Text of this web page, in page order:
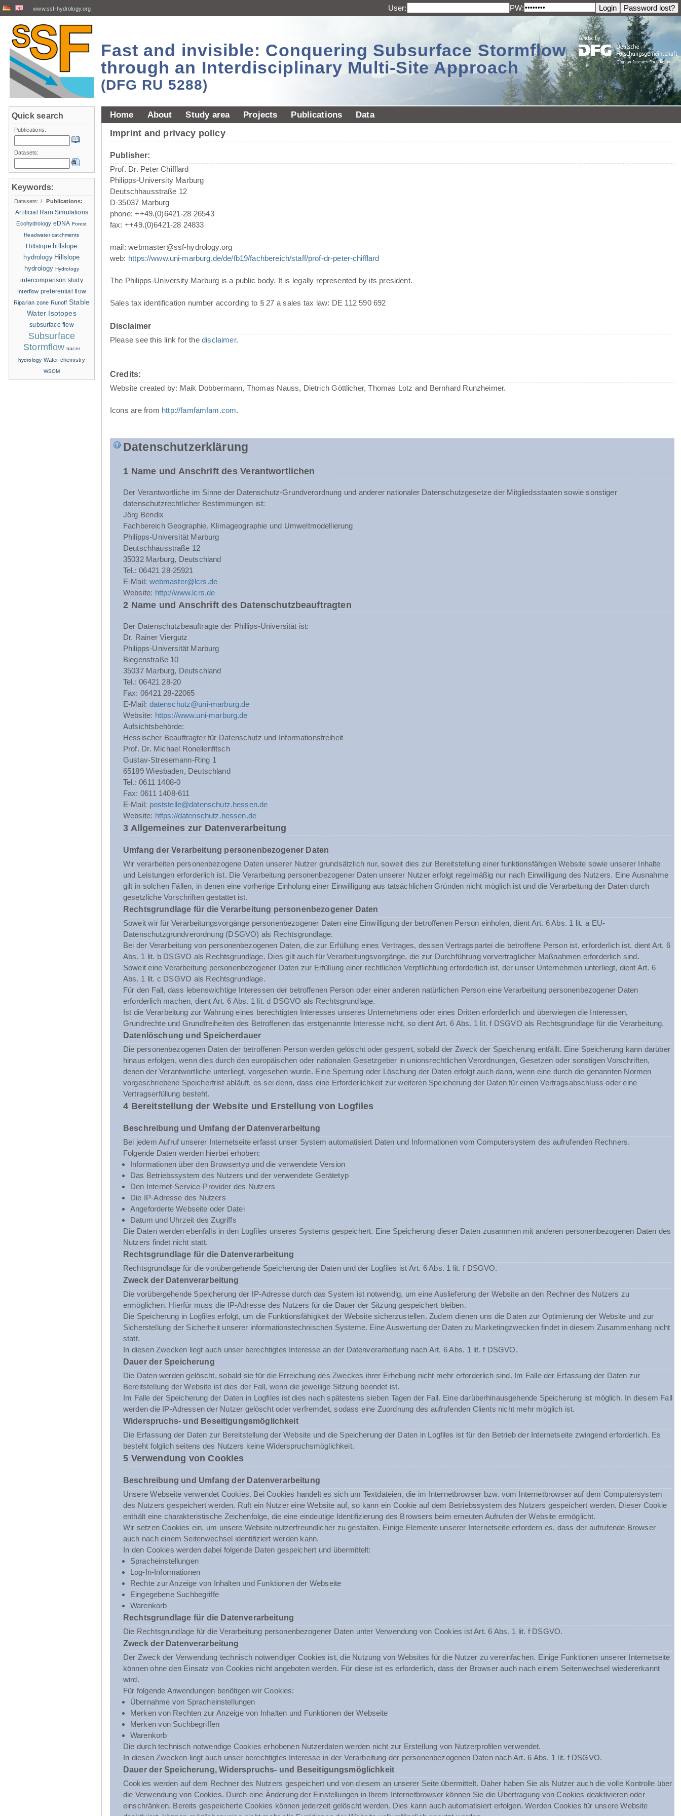
www.ssf-hydrology.org User: PW:
Fast and invisible: Conquering Subsurface Stormflow
through an Interdisciplinary Multi-Site Approach
(DFG RU 5288)
Home About Study area Projects Publications Data
Imprint and privacy policy
Publisher:
Prof. Dr. Peter Chifflard
Philipps-University Marburg
Deutschhausstraße 12
D-35037 Marburg
phone: ++49.(0)6421-28 26543
fax: ++49.(0)6421-28 24833
mail: webmaster@ssf-hydrology.org
web: https://www.uni-marburg.de/de/fb19/fachbereich/staff/prof-dr-peter-chifflard
The Philipps-University Marburg is a public body. It is legally represented by its president.
Sales tax identification number according to § 27 a sales tax law: DE 112 590 692
Disclaimer
Please see this link for thedisclaimer.
Credits:
Website created by: Maik Dobbermann, Thomas Nauss, Dietrich Göttlicher, Thomas Lotz and Bernhard Runzheimer.
Icons are from http://famfamfam.com.
Datenschutzerklärung
1 Name und Anschrift des Verantwortlichen
Der Verantwortliche im Sinne der Datenschutz-Grundverordnung und anderer nationaler Datenschutzgesetze der Mitgliedsstaaten sowie sonstiger
datenschutzrechtlicher Bestimmungen ist:
Jörg Bendix
Fachbereich Geographie, Klimageographie und Umweltmodellierung
Philipps-Universität Marburg
Deutschhausstraße 12
35032 Marburg, Deutschland
Tel.: 06421 28-25921
E-Mail: webmaster@lcrs.de
Website: http://www.lcrs.de
2 Name und Anschrift des Datenschutzbeauftragten
Der Datenschutzbeauftragte der Phillips-Universität ist:
Dr. Rainer Viergutz
Philipps-Universität Marburg
Biegenstraße 10
35037 Marburg, Deutschland
Tel.: 06421 28-20
Fax: 06421 28-22065
E-Mail: datenschutz@uni-marburg.de
Website: https://www.uni-marburg.de
Aufsichtsbehörde:
Hessischer Beauftragter für Datenschutz und Informationsfreiheit
Prof. Dr. Michael Ronellenfitsch
Gustav-Stresemann-Ring 1
65189 Wiesbaden, Deutschland
Tel.: 0611 1408-0
Fax: 0611 1408-611
E-Mail: poststelle@datenschutz.hessen.de
Website: https://datenschutz.hessen.de
3 Allgemeines zur Datenverarbeitung
Umfang der Verarbeitung personenbezogener Daten
Wir verarbeiten personenbezogene Daten unserer Nutzer grundsätzlich nur, soweit dies zur Bereitstellung einer funktionsfähigen Website sowie unserer Inhalte
und Leistungen erforderlich ist. Die Verarbeitung personenbezogener Daten unserer Nutzer erfolgt regelmäßig nur nach Einwilligung des Nutzers. Eine Ausnahme
gilt in solchen Fällen, in denen eine vorherige Einholung einer Einwilligung aus tatsächlichen Gründen nicht möglich ist und die Verarbeitung der Daten durch
gesetzliche Vorschriften gestattet ist.
Rechtsgrundlage für die Verarbeitung personenbezogener Daten
Soweit wir für Verarbeitungsvorgänge personenbezogener Daten eine Einwilligung der betroffenen Person einholen, dient Art. 6 Abs. 1 lit. a EU-
Datenschutzgrundverordnung (DSGVO) als Rechtsgrundlage.
Bei der Verarbeitung von personenbezogenen Daten, die zur Erfüllung eines Vertrages, dessen Vertragspartei die betroffene Person ist, erforderlich ist, dient Art. 6
Abs. 1 lit. b DSGVO als Rechtsgrundlage. Dies gilt auch für Verarbeitungsvorgänge, die zur Durchführung vorvertraglicher Maßnahmen erforderlich sind.
Soweit eine Verarbeitung personenbezogener Daten zur Erfüllung einer rechtlichen Verpflichtung erforderlich ist, der unser Unternehmen unterliegt, dient Art. 6
Abs. 1 lit. c DSGVO als Rechtsgrundlage.
Für den Fall, dass lebenswichtige Interessen der betroffenen Person oder einer anderen natürlichen Person eine Verarbeitung personenbezogener Daten
erforderlich machen, dient Art. 6 Abs. 1 lit. d DSGVO als Rechtsgrundlage.
Ist die Verarbeitung zur Wahrung eines berechtigten Interesses unseres Unternehmens oder eines Dritten erforderlich und überwiegen die Interessen,
Grundrechte und Grundfreiheiten des Betroffenen das erstgenannte Interesse nicht, so dient Art. 6 Abs. 1 lit. f DSGVO als Rechtsgrundlage für die Verarbeitung.
Datenlöschung und Speicherdauer
Die personenbezogenen Daten der betroffenen Person werden gelöscht oder gesperrt, sobald der Zweck der Speicherung entfällt. Eine Speicherung kann darüber
hinaus erfolgen, wenn dies durch den europäischen oder nationalen Gesetzgeber in unionsrechtlichen Verordnungen, Gesetzen oder sonstigen Vorschriften,
denen der Verantwortliche unterliegt, vorgesehen wurde. Eine Sperrung oder Löschung der Daten erfolgt auch dann, wenn eine durch die genannten Normen
vorgeschriebene Speicherfrist abläuft, es sei denn, dass eine Erforderlichkeit zur weiteren Speicherung der Daten für einen Vertragsabschluss oder eine
Vertragserfüllung besteht.
4 Bereitstellung der Website und Erstellung von Logfiles
Beschreibung und Umfang der Datenverarbeitung
Bei jedem Aufruf unserer Internetseite erfasst unser System automatisiert Daten und Informationen vom Computersystem des aufrufenden Rechners.
Folgende Daten werden hierbei erhoben:
Informationen über den Browsertyp und die verwendete Version
Das Betriebssystem des Nutzers und der verwendete Gerätetyp
Den Internet-Service-Provider des Nutzers
Die IP-Adresse des Nutzers
Angeforderte Webseite oder Datei
Datum und Uhrzeit des Zugriffs
Die Daten werden ebenfalls in den Logfiles unseres Systems gespeichert. Eine Speicherung dieser Daten zusammen mit anderen personenbezogenen Daten des
Nutzers findet nicht statt.
Rechtsgrundlage für die Datenverarbeitung
Rechtsgrundlage für die vorübergehende Speicherung der Daten und der Logfiles ist Art. 6 Abs. 1 lit. f DSGVO.
Zweck der Datenverarbeitung
Die vorübergehende Speicherung der IP-Adresse durch das System ist notwendig, um eine Auslieferung der Website an den Rechner des Nutzers zu
ermöglichen. Hierfür muss die IP-Adresse des Nutzers für die Dauer der Sitzung gespeichert bleiben.
Die Speicherung in Logfiles erfolgt, um die Funktionsfähigkeit der Website sicherzustellen. Zudem dienen uns die Daten zur Optimierung der Website und zur
Sicherstellung der Sicherheit unserer informationstechnischen Systeme. Eine Auswertung der Daten zu Marketingzwecken findet in diesem Zusammenhang nicht
statt.
In diesen Zwecken liegt auch unser berechtigtes Interesse an der Datenverarbeitung nach Art. 6 Abs. 1 lit. f DSGVO.
Dauer der Speicherung
Die Daten werden gelöscht, sobald sie für die Erreichung des Zweckes ihrer Erhebung nicht mehr erforderlich sind. Im Falle der Erfassung der Daten zur
Bereitstellung der Website ist dies der Fall, wenn die jeweilige Sitzung beendet ist.
Im Falle der Speicherung der Daten in Logfiles ist dies nach spätestens sieben Tagen der Fall. Eine darüberhinausgehende Speicherung ist möglich. In diesem Fall
werden die IP-Adressen der Nutzer gelöscht oder verfremdet, sodass eine Zuordnung des aufrufenden Clients nicht mehr möglich ist.
Widerspruchs- und Beseitigungsmöglichkeit
Die Erfassung der Daten zur Bereitstellung der Website und die Speicherung der Daten in Logfiles ist für den Betrieb der Internetseite zwingend erforderlich. Es
besteht folglich seitens des Nutzers keine Widerspruchsmöglichkeit.
5 Verwendung von Cookies
Beschreibung und Umfang der Datenverarbeitung
Unsere Webseite verwendet Cookies. Bei Cookies handelt es sich um Textdateien, die im Internetbrowser bzw. vom Internetbrowser auf dem Computersystem
des Nutzers gespeichert werden. Ruft ein Nutzer eine Website auf, so kann ein Cookie auf dem Betriebssystem des Nutzers gespeichert werden. Dieser Cookie
enthält eine charakteristische Zeichenfolge, die eine eindeutige Identifizierung des Browsers beim erneuten Aufrufen der Website ermöglicht.
Wir setzen Cookies ein, um unsere Website nutzerfreundlicher zu gestalten. Einige Elemente unserer Internetseite erfordern es, dass der aufrufende Browser
auch nach einem Seitenwechsel identifiziert werden kann.
In den Cookies werden dabei folgende Daten gespeichert und übermittelt:
Spracheinstellungen
Log-In-Informationen
Rechte zur Anzeige von Inhalten und Funktionen der Webseite
Eingegebene Suchbegriffe
Warenkorb
Rechtsgrundlage für die Datenverarbeitung
Die Rechtsgrundlage für die Verarbeitung personenbezogener Daten unter Verwendung von Cookies ist Art. 6 Abs. 1 lit. f DSGVO.
Zweck der Datenverarbeitung
Der Zweck der Verwendung technisch notwendiger Cookies ist, die Nutzung von Websites für die Nutzer zu vereinfachen. Einige Funktionen unserer Internetseite
können ohne den Einsatz von Cookies nicht angeboten werden. Für diese ist es erforderlich, dass der Browser auch nach einem Seitenwechsel wiedererkannt
wird.
Für folgende Anwendungen benötigen wir Cookies:
Übernahme von Spracheinstellungen
Merken von Rechten zur Anzeige von Inhalten und Funktionen der Webseite
Merken von Suchbegriffen
Warenkorb
Die durch technisch notwendige Cookies erhobenen Nutzerdaten werden nicht zur Erstellung von Nutzerprofilen verwendet.
In diesen Zwecken liegt auch unser berechtigtes Interesse in der Verarbeitung der personenbezogenen Daten nach Art. 6 Abs. 1 lit. f DSGVO.
Dauer der Speicherung, Widerspruchs- und Beseitigungsmöglichkeit
Cookies werden auf dem Rechner des Nutzers gespeichert und von diesem an unserer Seite übermittelt. Daher haben Sie als Nutzer auch die volle Kontrolle über
die Verwendung von Cookies. Durch eine Änderung der Einstellungen in Ihrem Internetbrowser können Sie die Übertragung von Cookies deaktivieren oder
einschränken. Bereits gespeicherte Cookies können jederzeit gelöscht werden. Dies kann auch automatisiert erfolgen. Werden Cookies für unsere Website
Quick search
Publications:
Datasets:
Keywords:
Datasets: /
Publications:
Artificial Rain Simulations
Ecohydrology eDNA Forest
Headwater catchments
Hillslope hillslope
hydrology Hillslope
hydrology Hydrology
intercomparison study
Interflow preferential flow
Riparian zone Runoff Stable
Water Isotopes
subsurface flow
Subsurface
Stormflow tracer
hydrology Water chemistry
WSOM